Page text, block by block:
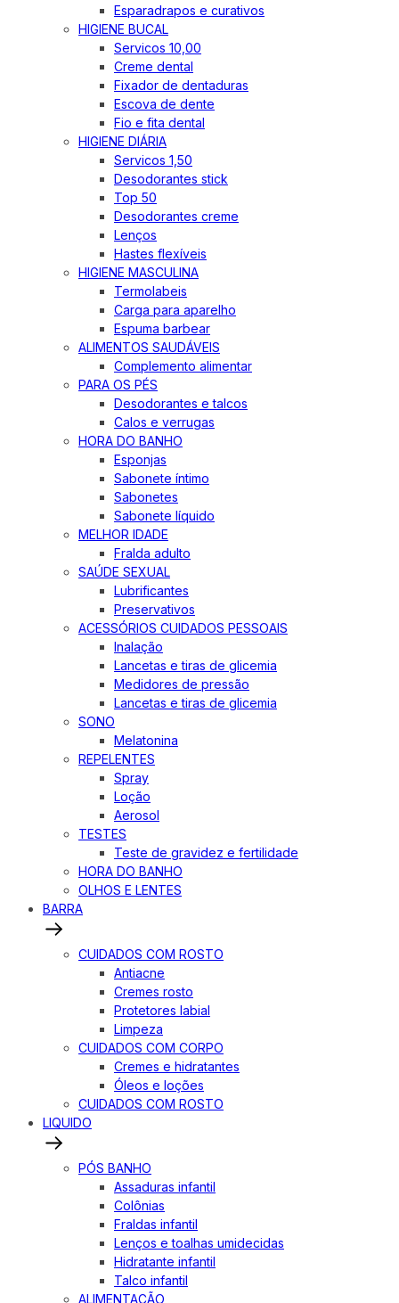
Esparadrapos e curativos
HIGIENE BUCAL
Servicos 10,00
Creme dental
Fixador de dentaduras
Escova de dente
Fio e fita dental
HIGIENE DIÁRIA
Servicos 1,50
Desodorantes stick
Top 50
Desodorantes creme
Lenços
Hastes flexíveis
HIGIENE MASCULINA
Termolabeis
Carga para aparelho
Espuma barbear
ALIMENTOS SAUDÁVEIS
Complemento alimentar
PARA OS PÉS
Desodorantes e talcos
Calos e verrugas
HORA DO BANHO
Esponjas
Sabonete íntimo
Sabonetes
Sabonete líquido
MELHOR IDADE
Fralda adulto
SAÚDE SEXUAL
Lubrificantes
Preservativos
ACESSÓRIOS CUIDADOS PESSOAIS
Inalação
Lancetas e tiras de glicemia
Medidores de pressão
Lancetas e tiras de glicemia
SONO
Melatonina
REPELENTES
Spray
Loção
Aerosol
TESTES
Teste de gravidez e fertilidade
HORA DO BANHO
OLHOS E LENTES
BARRA
CUIDADOS COM ROSTO
Antiacne
Cremes rosto
Protetores labial
Limpeza
CUIDADOS COM CORPO
Cremes e hidratantes
Óleos e loções
CUIDADOS COM ROSTO
LIQUIDO
PÓS BANHO
Assaduras infantil
Colônias
Fraldas infantil
Lenços e toalhas umidecidas
Hidratante infantil
Talco infantil
ALIMENTAÇÃO